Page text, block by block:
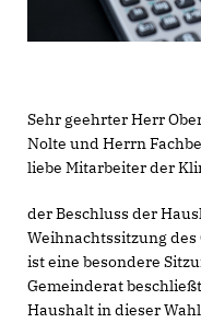
Sehr geehrter Herr
Nolte und Herrn
liebe Mitarbeiter der
der Beschluss der
Weihnachtssitzung
ist eine besondere
Gemeinderat
Haushalt in dieser